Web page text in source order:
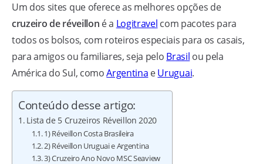
Um dos sites que oferece as melhores opções de
cruzeiro de réveillon é a Logitravel com pacotes para
todos os bolsos, com roteiros especiais para os casais,
para amigos ou familiares, seja pelo Brasil ou pela
América do Sul, comoArgentina eUruguai.
Conteúdo desse artigo:
Lista de 5 Cruzeiros Réveillon 2020
1) Réveillon Costa Brasileira
2) Réveillon Uruguai e Argentina
3) Cruzeiro Ano Novo MSC Seaview